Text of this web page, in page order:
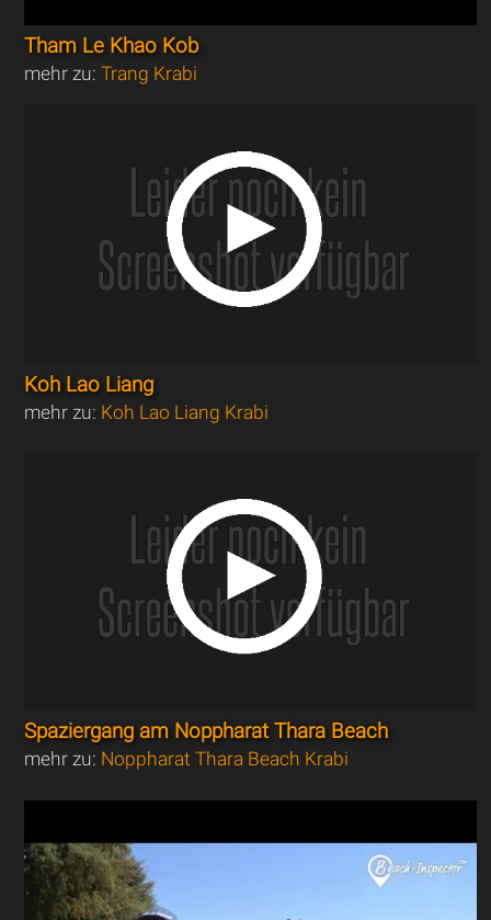
Tham Le Khao Kob
mehr zu:Trang Krabi
Koh Lao Liang
mehr zu: Koh Lao Liang Krabi
Spaziergang am Noppharat Thara Beach
mehr zu: Noppharat Thara Beach Krabi